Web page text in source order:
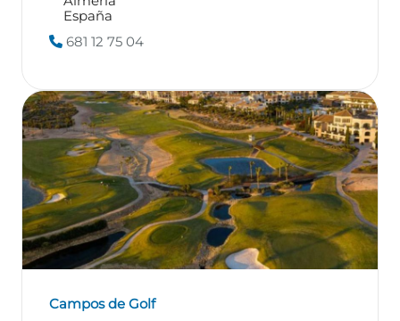
España
681 12 75 04
Campos de Golf